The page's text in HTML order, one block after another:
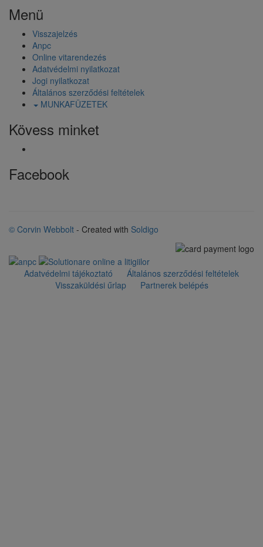
Menü
Visszajelzés
Anpc
Online vitarendezés
Adatvédelmi nyilatkozat
Jogi nyilatkozat
Általános szerződési feltételek
MUNKAFÜZETEK
Kövess minket
Facebook
© Corvin Webbolt - Created with Soldigo
Adatvédelmi tájékoztató
Általános szerződési feltételek
Visszaküldési űrlap
Partnerek belépés